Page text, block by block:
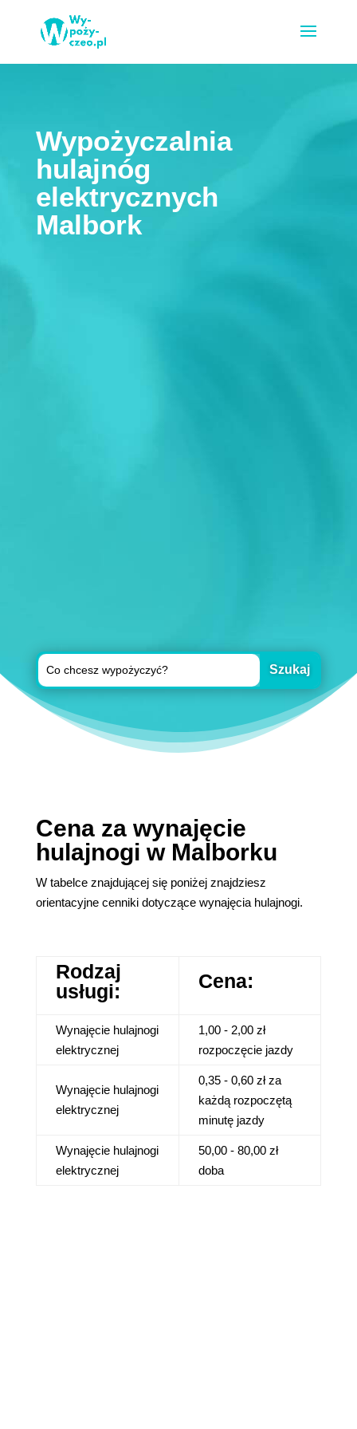
Wypożyczalnia
hulajnóg
elektrycznych
Malbork
Cena za wynajęcie
hulajnogi w Malborku
W tabelce znajdującej się poniżej znajdziesz
orientacyjne cenniki dotyczące wynajęcia hulajnogi.
Rodzaj
usługi:
Cena:
Wynajęcie hulajnogi
elektrycznej
1,00 - 2,00 zł
rozpoczęcie jazdy
Wynajęcie hulajnogi
elektrycznej
0,35 - 0,60 zł za
każdą rozpoczętą
minutę jazdy
Wynajęcie hulajnogi
elektrycznej
50,00 - 80,00 zł
doba